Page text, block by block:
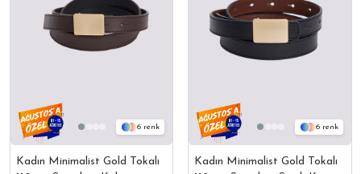
6
Kadın Minimalist Gold Tokalı
6
Kadın Minimalist Gold Tokalı